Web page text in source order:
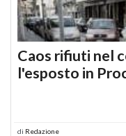
Caos rifiuti nel
l'esposto in
di Redazione